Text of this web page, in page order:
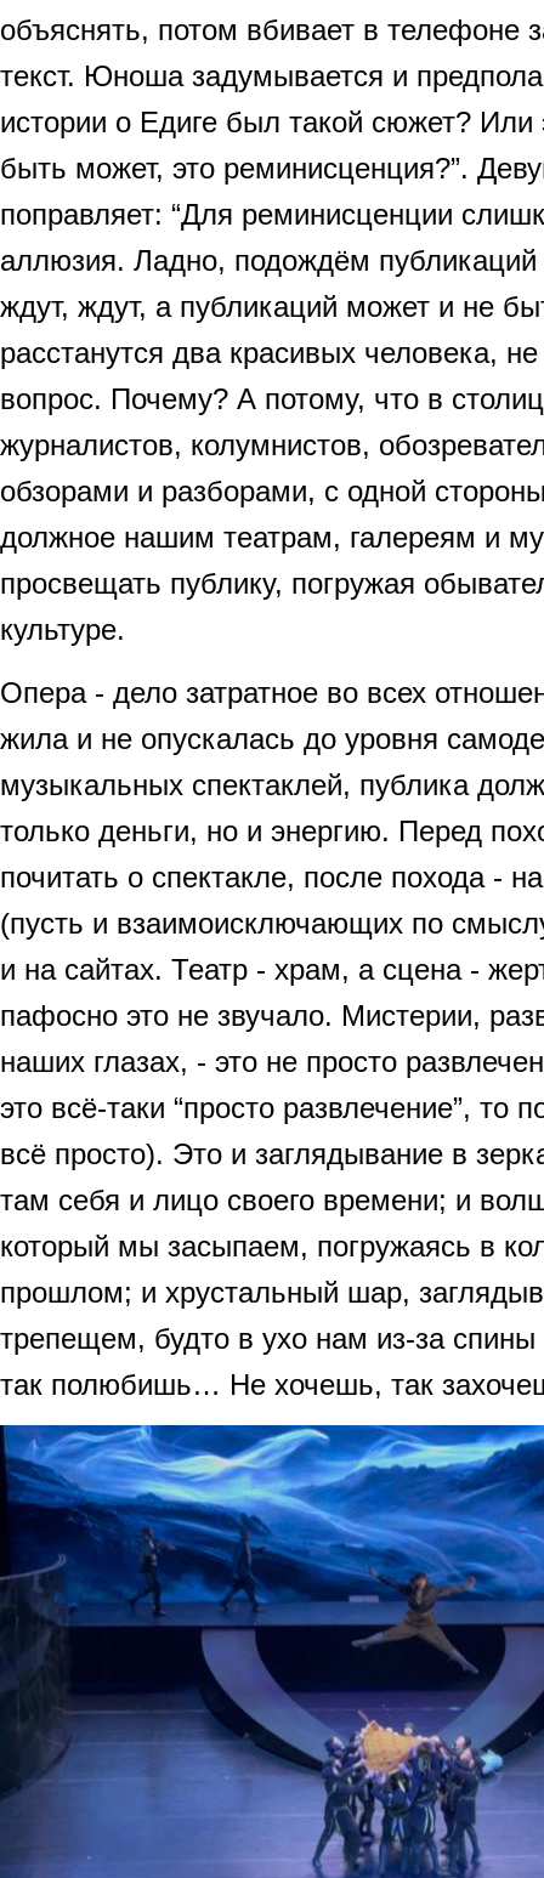
объяснять, потом вбивает в телефоне
текст. Юноша задумывается и
истории о Едиге был такой сюжет?
быть может, это реминисценция?”.
поправляет: “Для реминисценции
аллюзия. Ладно, подождём публикаций
ждут, ждут, а публикаций может и не
расстанутся два красивых человека,
вопрос. Почему? А потому, что в
журналистов, колумнистов,
обзорами и разборами, с одной
должное нашим театрам, галереям и
просвещать публику, погружая
культуре.
Опера - дело затратное во всех
жила и не опускалась до уровня
музыкальных спектаклей, публика
только деньги, но и энергию. Перед
почитать о спектакле, после похода -
(пусть и взаимоисключающих по
и на сайтах. Театр - храм, а сцена -
пафосно это не звучало. Мистерии,
наших глазах, - это не просто
это всё-таки “просто развлечение”, то
всё просто). Это и заглядывание в
там себя и лицо своего времени; и
который мы засыпаем, погружаясь в
прошлом; и хрустальный шар,
трепещем, будто в ухо нам из-за
так полюбишь… Не хочешь, так